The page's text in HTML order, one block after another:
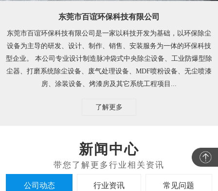
东莞市百谊环保科技有限公司
东莞市百谊环保科技有限公司是一家以科技开发为基础，以环保除尘
设备为主导的研发、设计、制作、销售、安装服务为一体的环保科技
型企业。 本公司专业设计制造脉冲袋式中央除尘设备、工业防爆型除
尘器、打磨系统除尘设备、废气处理设备、MDF喷粉设备、无尘喷漆
房、涂装设备、烤漆房及其它系统工程项目...
了解更多
新闻中心
公司动态 行业资讯 常见问题